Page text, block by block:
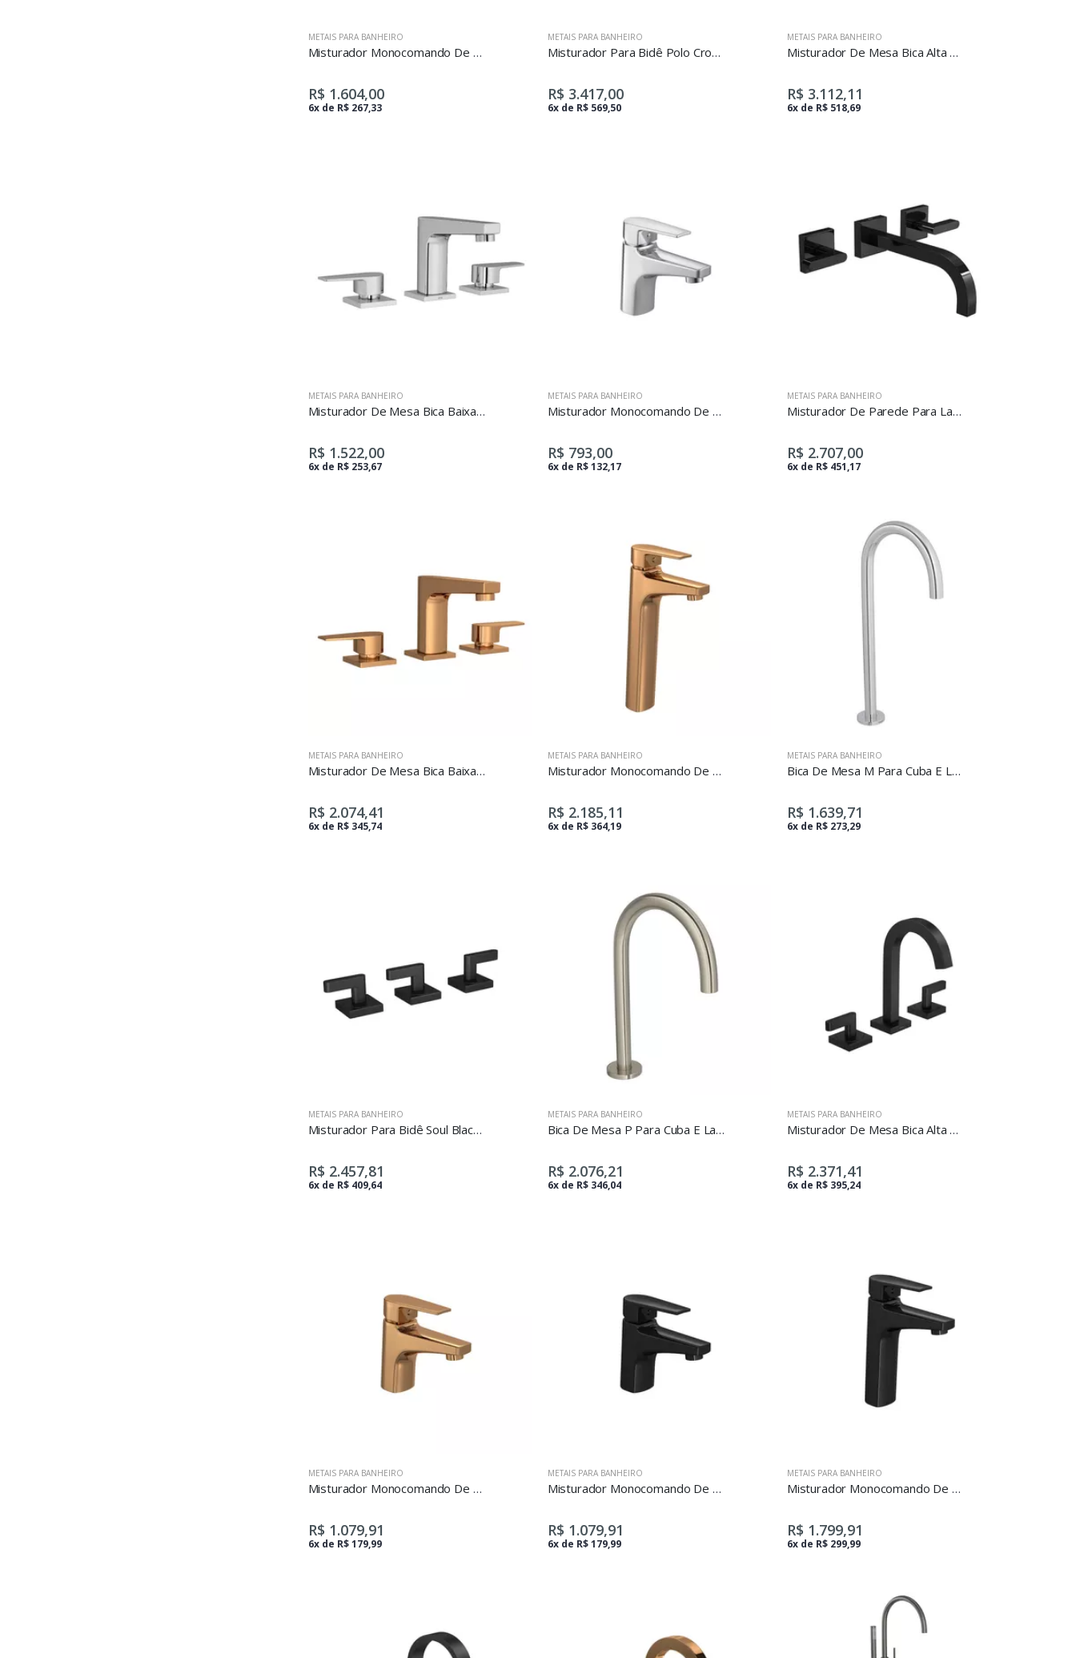
METAIS PARA BANHEIRO
Misturador Monocomando De Mesa Bica Alta Para Lavatório Level Cromado
R$ 1.604,00
6x de R$ 267,33
METAIS PARA BANHEIRO
Misturador Para Bidê Polo Cromado
R$ 3.417,00
6x de R$ 569,50
METAIS PARA BANHEIRO
Misturador De Mesa Bica Alta Para Lavatório
R$ 3.112,11
6x de R$ 518,69
METAIS PARA BANHEIRO
Misturador De Mesa Bica Baixa Para Lavatório Level Cromado
R$ 1.522,00
6x de R$ 253,67
METAIS PARA BANHEIRO
Misturador Monocomando De Mesa Bica Baixa Para Lavatório Level Cromado
R$ 793,00
6x de R$ 132,17
METAIS PARA BANHEIRO
Misturador De Parede Para Lavatório Soul Black Noir
R$ 2.707,00
6x de R$ 451,17
METAIS PARA BANHEIRO
Misturador De Mesa Bica Baixa Para Lavatório Level Red Gold
R$ 2.074,41
6x de R$ 345,74
METAIS PARA BANHEIRO
Misturador Monocomando De Mesa Bica Alta Para Lavatório Level Red Gold
R$ 2.185,11
6x de R$ 364,19
METAIS PARA BANHEIRO
Bica De Mesa M Para Cuba E Lavatório Redonda
R$ 1.639,71
6x de R$ 273,29
METAIS PARA BANHEIRO
Misturador Para Bidê Soul Black Matte
R$ 2.457,81
6x de R$ 409,64
METAIS PARA BANHEIRO
Bica De Mesa P Para Cuba E Lavatório Wave
R$ 2.076,21
6x de R$ 346,04
METAIS PARA BANHEIRO
Misturador De Mesa Bica Alta Para Lavatório Soul Black Matte
R$ 2.371,41
6x de R$ 395,24
METAIS PARA BANHEIRO
Misturador Monocomando De Mesa Bica Baixa Para Lavatório Level Red Gold
R$ 1.079,91
6x de R$ 179,99
METAIS PARA BANHEIRO
Misturador Monocomando De Mesa Bica Baixa Para Lavatório Level Black Noir
R$ 1.079,91
6x de R$ 179,99
METAIS PARA BANHEIRO
Misturador Monocomando De Mesa Bica Média Para Lavatório
R$ 1.799,91
6x de R$ 299,99